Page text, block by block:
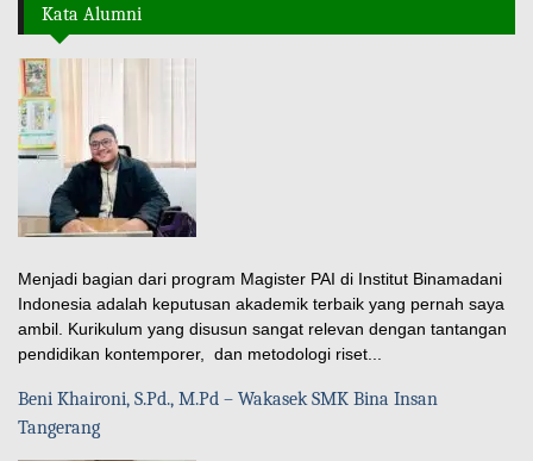
Kata Alumni
Menjadi bagian dari program Magister PAI di Institut Binamadani
Indonesia adalah keputusan akademik terbaik yang pernah saya
ambil. Kurikulum yang disusun sangat relevan dengan tantangan
pendidikan kontemporer, dan metodologi riset...
Beni Khaironi, S.Pd., M.Pd – Wakasek SMK Bina Insan
Tangerang